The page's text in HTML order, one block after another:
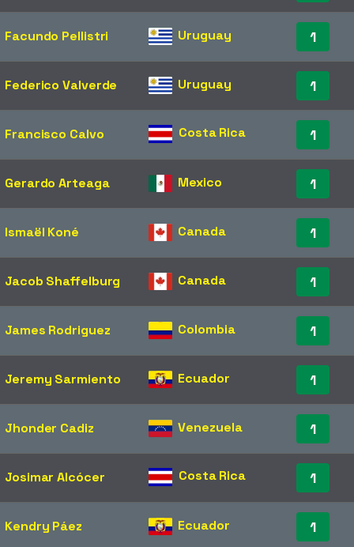
Facundo Pellistri Uruguay 1
Federico Valverde Uruguay 1
Francisco Calvo Costa Rica 1
Gerardo Arteaga Mexico 1
Ismaël Koné Canada 1
Jacob Shaffelburg Canada 1
James Rodriguez Colombia 1
Jeremy Sarmiento Ecuador 1
Jhonder Cadiz Venezuela 1
Josimar Alcócer Costa Rica 1
Kendry Páez Ecuador 1